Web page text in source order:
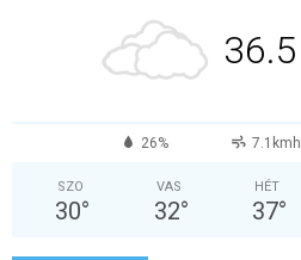
36.5
26% 7.1kmh
SZO
30°
VAS
32°
HÉT
37°